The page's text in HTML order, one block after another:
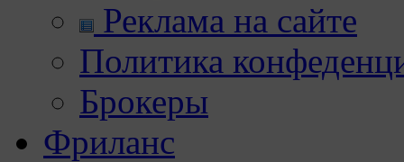
Реклама на сайте
Политика
Брокеры
Фриланс